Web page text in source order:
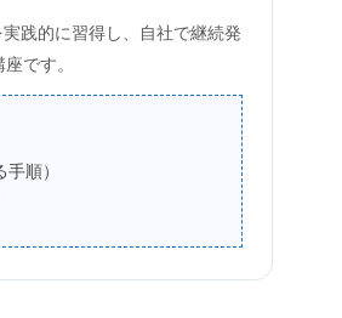
践的に習得し、自社で継続発
です。
順）